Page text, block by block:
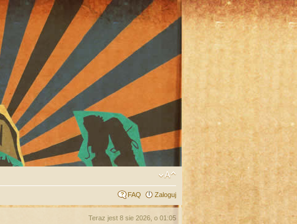
FAQ Zaloguj
Teraz jest 8 sie 2026, o 01:05